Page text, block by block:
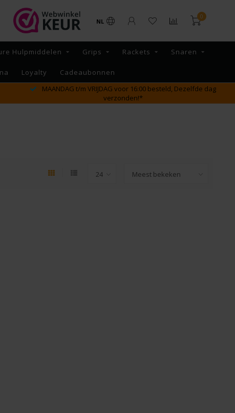
NL
0
Hulpmiddelen Grips Rackets Snaren
Loyalty Cadeaubonnen
MAANDAG t/m VRIJDAG voor 16:00 besteld, Dezelfde dag
verzonden!*